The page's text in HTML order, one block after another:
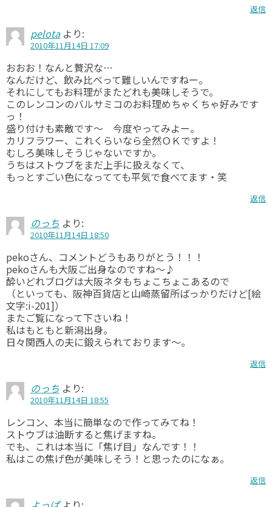
返信
pelota より:
2010年11月14日 17:09
おおお！なんと贅沢な…
なんだけど、飲み比べって難しいんですねー。
それにしてもお料理がまたどれも美味しそうで。
このレンコンのバルサミコのお料理めちゃくちゃ好みです
っ！
盛り付けも素敵です～ 今度やってみよー。
カリフラワー、これくらいなら全然ＯＫですよ！
むしろ美味しそうじゃないですか。
うちはストウブをまだ上手に扱えなくて、
もっとすごい色になってても平気で食べてます・笑
返信
のっち より:
2010年11月14日 18:50
pekoさん、コメントどうもありがとう！！！
pekoさんも大阪ご出身なのですね～♪
酔いどれブログは大阪ネタもちょこちょこあるので
（といっても、阪神百貨店と山崎蒸留所ばっかりだけど[絵
文字:i-201]）
またご覧になって下さいね！
私はもともと新潟出身。
日々関西人の夫に鍛えられております～。
返信
のっち より:
2010年11月14日 18:55
レンコン、本当に簡単なので作ってみてね！
ストウブは油断すると焦げますね。
でも、これは本当に「焦げ目」なんです！！
私はこの焦げ色が美味しそう！と思ったのになぁ。
返信